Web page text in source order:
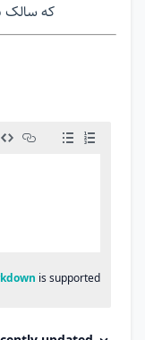
که سالک